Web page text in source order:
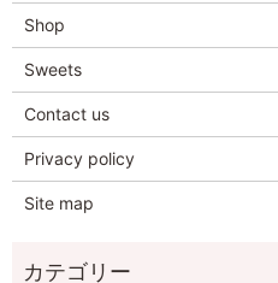
Shop
Sweets
Contact us
Privacy policy
Site map